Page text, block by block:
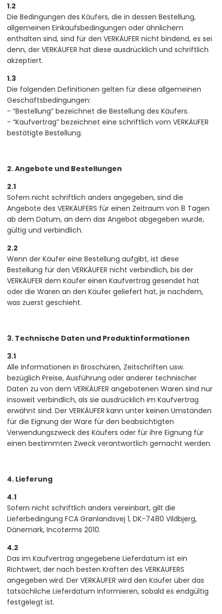
1.2
Die Bedingungen des Käufers, die in dessen Bestellung,
allgemeinen Einkaufsbedingungen oder ähnlichem
enthalten sind, sind für den VERKÄUFER nicht bindend, es sei
denn, der VERKÄUFER hat diese ausdrücklich und schriftlich
akzeptiert.
1.3
Die folgenden Definitionen gelten für diese allgemeinen
Geschäftsbedingungen:
- “Bestellung” bezeichnet die Bestellung des Käufers.
- “Kaufvertrag” bezeichnet eine schriftlich vom VERKÄUFER
bestätigte Bestellung.
2. Angebote und Bestellungen
2.1
Sofern nicht schriftlich anders angegeben, sind die
Angebote des VERKÄUFERS für einen Zeitraum von 8 Tagen
ab dem Datum, an dem das Angebot abgegeben wurde,
gültig und verbindlich.
2.2
Wenn der Käufer eine Bestellung aufgibt, ist diese
Bestellung für den VERKÄUFER nicht verbindlich, bis der
VERKÄUFER dem Käufer einen Kaufvertrag gesendet hat
oder die Waren an den Käufer geliefert hat, je nachdem,
was zuerst geschieht.
3. Technische Daten und Produktinformationen
3.1
Alle Informationen in Broschüren, Zeitschriften usw.
bezüglich Preise, Ausführung oder anderer technischer
Daten zu von dem VERKÄUFER angebotenen Waren sind nur
insoweit verbindlich, als sie ausdrücklich im Kaufvertrag
erwähnt sind. Der VERKÄUFER kann unter keinen Umständen
für die Eignung der Ware für den beabsichtigten
Verwendungszweck des Käufers oder für ihre Eignung für
einen bestimmten Zweck verantwortlich gemacht werden.
4. Lieferung
4.1
Sofern nicht schriftlich anders vereinbart, gilt die
Lieferbedingung FCA Grønlandsvej 1, DK-7480 Vildbjerg,
Dänemark, Incoterms 2010.
4.2
Das im Kaufvertrag angegebene Lieferdatum ist ein
Richtwert, der nach besten Kräften des VERKÄUFERS
angegeben wird. Der VERKÄUFER wird den Käufer über das
tatsächliche Lieferdatum informieren, sobald es endgültig
festgelegt ist.